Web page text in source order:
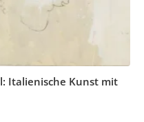
Italienische Kunst mit